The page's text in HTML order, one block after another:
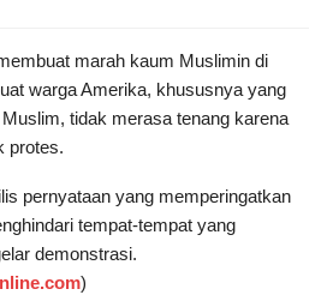
marah kaum Muslimin di
warga Amerika, khususnya yang
tidak merasa tenang karena
protes.
pernyataan yang memperingatkan
tempat-tempat yang
demonstrasi.
)